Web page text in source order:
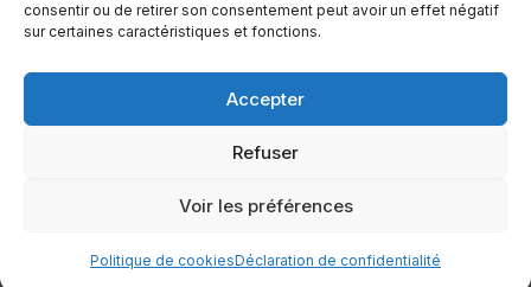
consentir ou de retirer son consentement peut avoir un effet négatif
sur certaines caractéristiques et fonctions.
Accepter
Refuser
Voir les préférences
Politique de cookiesDéclaration de confidentialité
Réseaux, associations et partenaires
© SEROPP 2023 | Mentions légales
Nyl Communication